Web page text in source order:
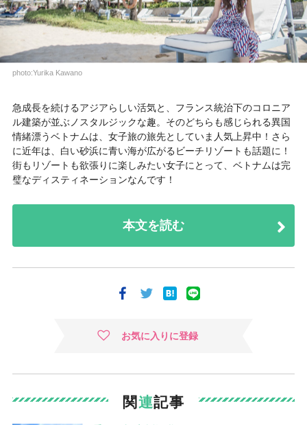
photo:Yurika Kawano
急成長を続けるアジアらしい活気と、フランス統治下のコロニア
ル建築が並ぶノスタルジックな趣。そのどちらも感じられる異国
情緒漂うベトナムは、女子旅の旅先としていま人気上昇中！さら
に近年は、白い砂浜に青い海が広がるビーチリゾートも話題に！
街もリゾートも欲張りに楽しみたい女子にとって、ベトナムは完
璧なディスティネーションなんです！
本文を読む
お気に入りに登録
関連記事